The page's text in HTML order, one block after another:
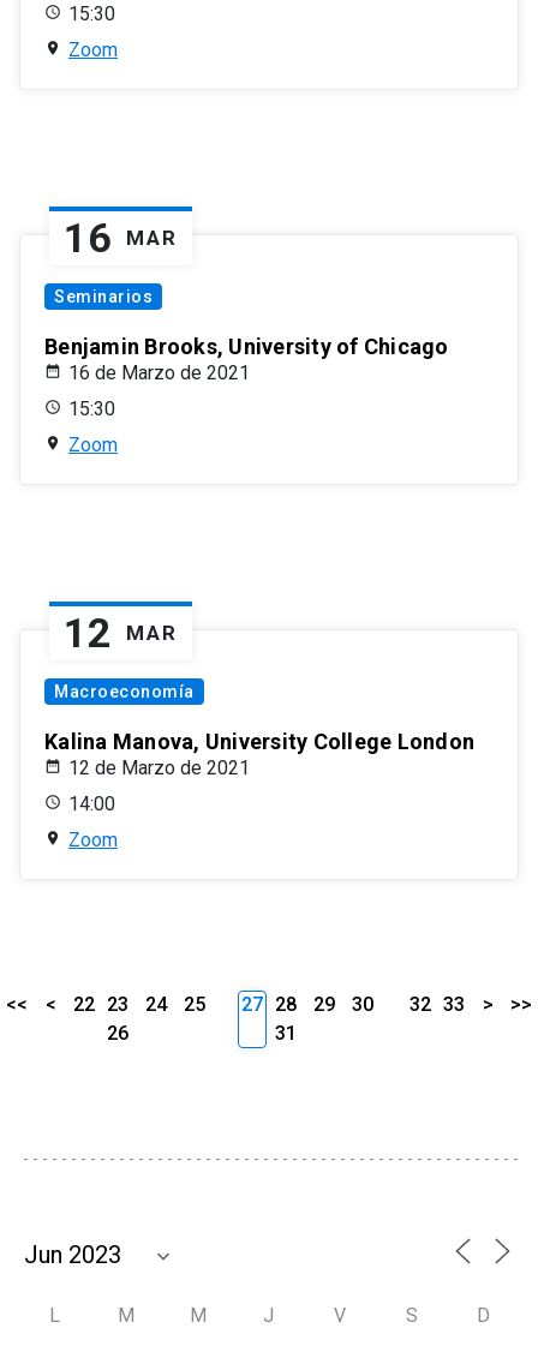
15:30
Zoom
16 MAR
Seminarios
Benjamin Brooks, University of Chicago
16 de Marzo de 2021
15:30
Zoom
12 MAR
Macroeconomía
Kalina Manova, University College London
12 de Marzo de 2021
14:00
Zoom
<< < 22 23 24
25
26
27 28 29
30
31
32 33 > >>
L M M J V S D